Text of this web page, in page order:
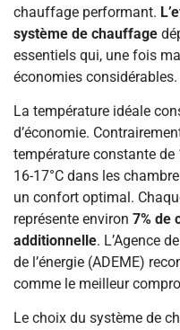
chauffage performant.
système de chauffage
essentiels qui, une fois
économies considérables.
La température idéale
d’économie.
température constante de
16-17°C dans les
un confort optimal.
représente environ 7% de
additionnelle. L’Agence
de l’énergie (ADEME)
comme le meilleur
Le choix du système de